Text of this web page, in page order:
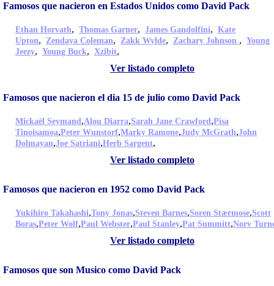
Famosos que nacieron en Estados Unidos como David Pack
Ethan Horvath, Thomas Garner, James Gandolfini, Kate
Upton, Zendaya Coleman, Zakk Wylde, Zachary Johnson , Young
Jeezy, Young Buck, Xzibit,
Ver listado completo
Famosos que nacieron el dia 15 de julio como David Pack
Mickaël Seymand,Alou Diarra,Sarah Jane Crawford,Pisa
Tinoisamoa,Peter Wunstorf,Marky Ramone,Judy McGrath,John
Dolmayan,Joe Satriani,Herb Sargent,
Ver listado completo
Famosos que nacieron en 1952 como David Pack
Yukihiro Takahashi,Tony Jonas,Steven Barnes,Soren Stærmose,Scott
Boras,Peter Wolf,Paul Webster,Paul Stanley,Pat Summitt,Norv
Ver listado completo
Famosos que son Musico como David Pack